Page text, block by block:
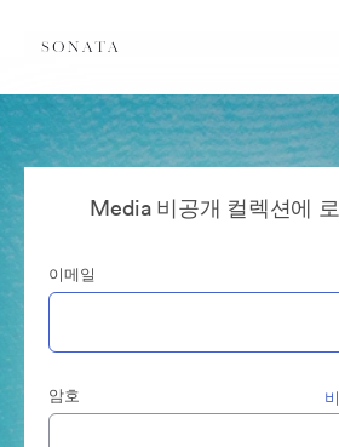
Media 비공개 컬렉션에
이메일
암호